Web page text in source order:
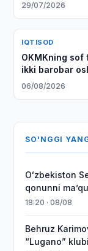
29/07/2026
IQTISOD
OKMKning
ikki barobar
06/08/2026
SO'NGGI
Oʻzbekiston
qonunni
18:20 · 08/08
Behruz
“Lugano”